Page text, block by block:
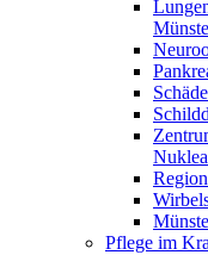
Pflege im